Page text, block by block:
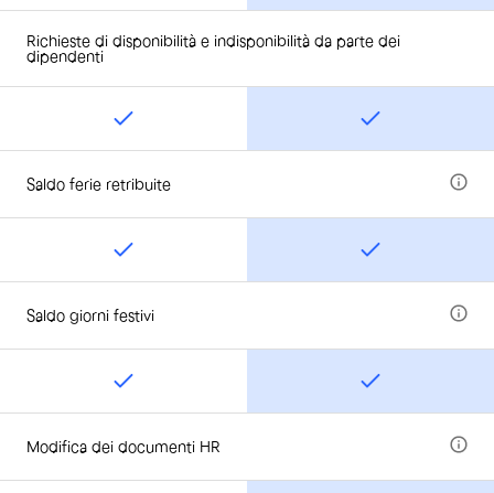
Richieste di disponibilità e indisponibilità da parte dei
dipendenti
Saldo ferie retribuite
Saldo giorni festivi
Modifica dei documenti HR